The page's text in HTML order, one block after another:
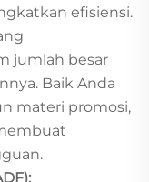
efisiensi.
jumlah besar
Baik Anda
materi promosi,